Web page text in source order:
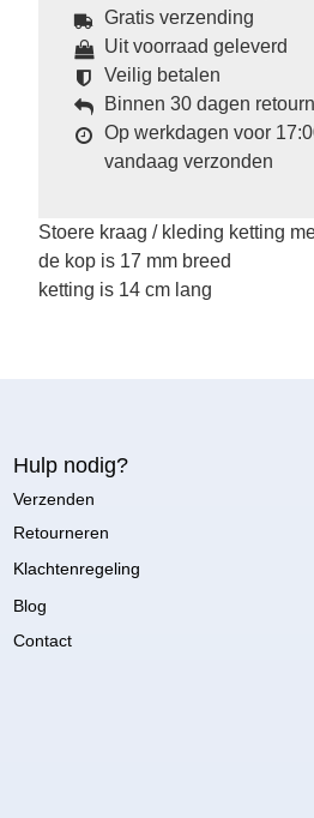
Gratis verzending
Uit voorraad geleverd
Veilig betalen
Binnen 30 dagen
Op werkdagen voor
vandaag verzonden
Stoere kraag / kleding ketting
de kop is 17 mm breed
ketting is 14 cm lang
Hulp nodig?
Verzenden
Retourneren
Klachtenregeling
Blog
Contact